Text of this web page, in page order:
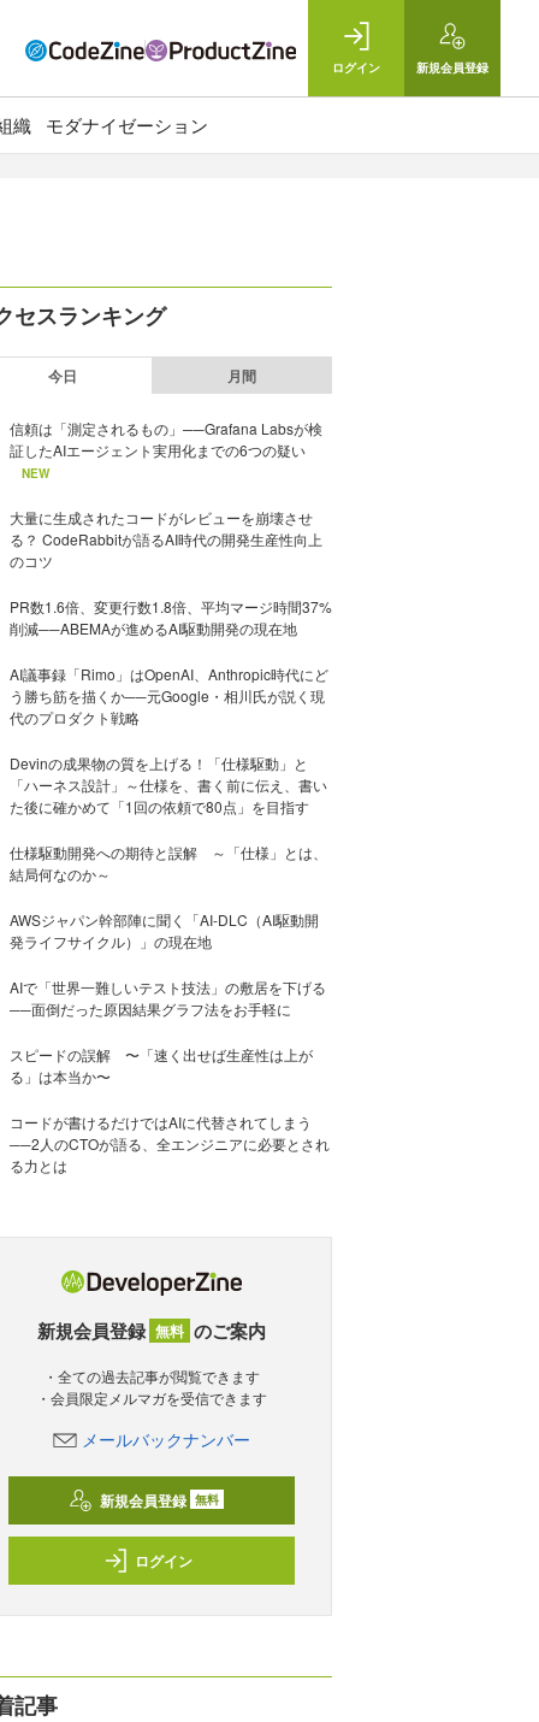
ログイン 新規会員登録
織 モダナイゼーション
セスランキング
今日 月間
信頼は「測定されるもの」──Grafana Labsが検
証したAIエージェント実用化までの6つの疑い
NEW
大量に生成されたコードがレビューを崩壊させ
る？ CodeRabbitが語るAI時代の開発生産性向上
のコツ
PR数1.6倍、変更行数1.8倍、平均マージ時間37%
削減──ABEMAが進めるAI駆動開発の現在地
AI議事録「Rimo」はOpenAI、Anthropic時代にど
う勝ち筋を描くか──元Google・相川氏が説く現
代のプロダクト戦略
Devinの成果物の質を上げる！「仕様駆動」と
「ハーネス設計」～仕様を、書く前に伝え、書い
た後に確かめて「1回の依頼で80点」を目指す
仕様駆動開発への期待と誤解 ～「仕様」とは、
結局何なのか～
AWSジャパン幹部陣に聞く「AI-DLC（AI駆動開
発ライフサイクル）」の現在地
AIで「世界一難しいテスト技法」の敷居を下げる
──面倒だった原因結果グラフ法をお手軽に
スピードの誤解 〜「速く出せば生産性は上が
る」は本当か〜
コードが書けるだけではAIに代替されてしまう
──2人のCTOが語る、全エンジニアに必要とされ
る力とは
新規会員登録 無料 のご案内
・全ての過去記事が閲覧できます
・会員限定メルマガを受信できます
メールバックナンバー
新規会員登録 無料
ログイン
記事